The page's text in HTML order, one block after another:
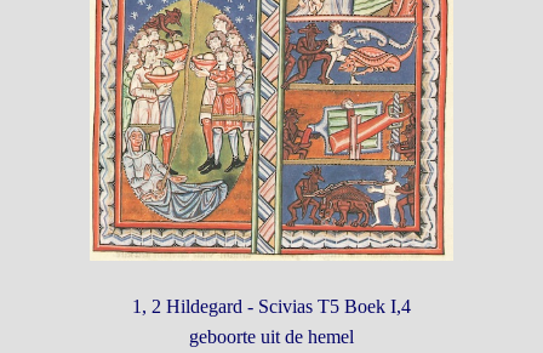
1, 2 Hildegard - Scivias T5 Boek I,4
geboorte uit de hemel